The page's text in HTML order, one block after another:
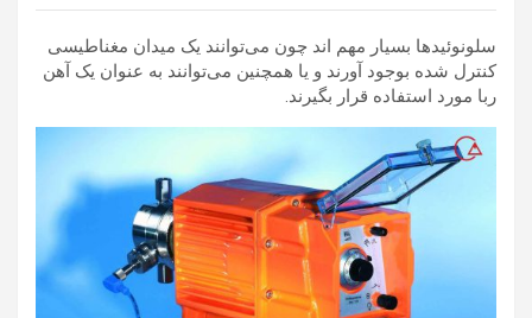
سلونوئیدها بسیار مهم اند چون می‌توانند یک میدان مغناطیسی
کنترل شده بوجود آورند و یا همچنین می‌توانند به عنوان یک آهن
ربا مورد استفاده قرار بگیرند.